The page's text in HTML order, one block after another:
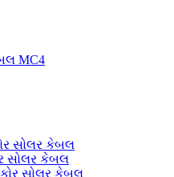
સોલર કેબલ
સોલર કેબલ
સોલર કેબલ